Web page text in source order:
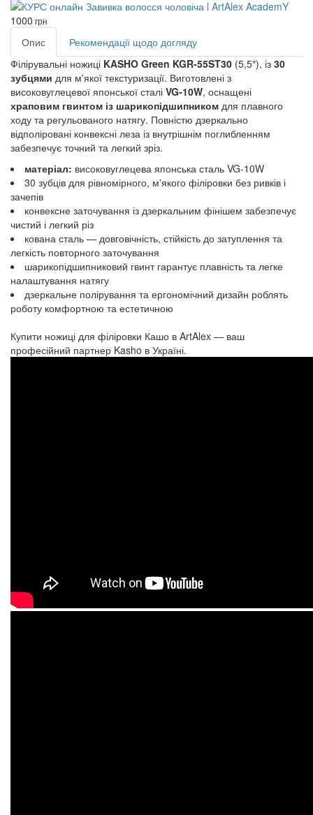
1000 грн
Опис
Рекомендації щодо догляду
Філірувальні ножиці KASHO Green KGR‑55ST30 (5,5″), із 30
зубцями для м'якої текстуризації. Виготовлені з
високовуглецевої японської сталі VG‑10W, оснащені
храповим гвинтом із шарикопідшипником для плавного
ходу та регульованого натягу. Повністю дзеркально
відполіровані конвексні леза із внутрішнім поглибленням
забезпечує точний та легкий зріз.
матеріал: високовуглецева японська сталь VG‑10W
30 зубців для рівномірного, м'якого філіровки без ривків і
зачепів
конвексне заточування із дзеркальним фінішем забезпечує
чистий і легкий різ
кована сталь — довговічність, стійкість до затуплення та
легкість повторного заточування
шарикопідшипниковий гвинт гарантує плавність та легке
налаштування натягу
дзеркальне полірування та ергономічний дизайн роблять
роботу комфортною та естетичною
Купити ножиці для філіровки Кашо в ArtAlex — ваш
професійний партнер Kasho в Україні.